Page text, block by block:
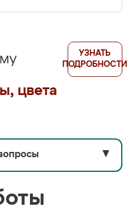
цвета
УЗНАТЬ
ПОДРОБНОСТИ
▼